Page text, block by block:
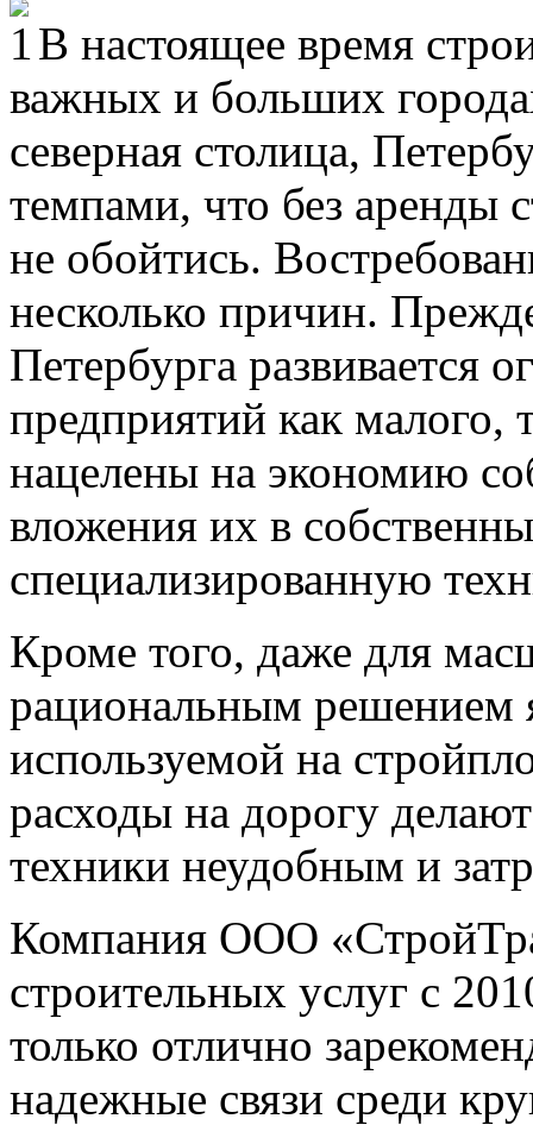
В настоящее время
важных и больших
северная столица,
темпами, что без аренды
не обойтись.
несколько причин.
Петербурга развивается
предприятий как малого,
нацелены на экономию
вложения их в
специализированную
Кроме того, даже для
рациональным решением
используемой на
расходы на дорогу
техники неудобным и
Компания ООО
строительных услуг с
только отлично
надежные связи среди